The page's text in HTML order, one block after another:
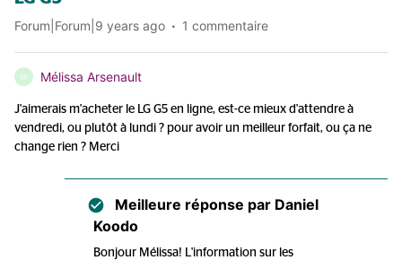
Forum|Forum|9 years ago 1 commentaire
M Mélissa Arsenault
J'aimerais m'acheter le LG G5 en ligne, est-ce mieux d'attendre à
vendredi, ou plutôt à lundi ? pour avoir un meilleur forfait, ou ça ne
change rien ? Merci
Meilleure réponse par Daniel
Koodo
Bonjour Mélissa! L'information sur les